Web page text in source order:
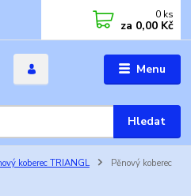
Menu
Hledat
0 ks
za 0,00 Kč
koberec TRIANGL
Pěnový koberec